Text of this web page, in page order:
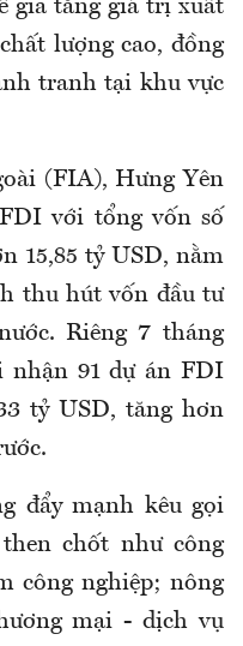
gia tăng giá trị xuất
lượng cao, đồng
tranh tại khu vực
(FIA), Hưng Yên
với tổng vốn số
15,85 tỷ USD, nằm
thu hút vốn đầu tư
Riêng 7 tháng
nhận 91 dự án FDI
tỷ USD, tăng hơn
đẩy mạnh kêu gọi
chốt như công
công nghiệp; nông
mại - dịch vụ